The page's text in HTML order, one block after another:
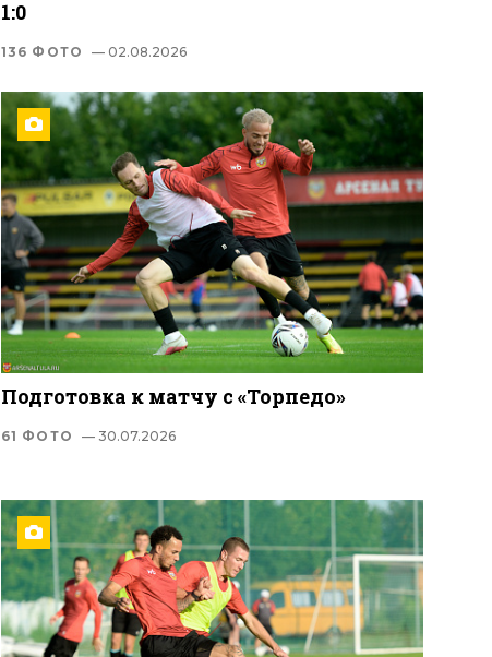
1:0
136 ФОТО — 02.08.2026
Подготовка к матчу с «Торпедо»
61 ФОТО — 30.07.2026